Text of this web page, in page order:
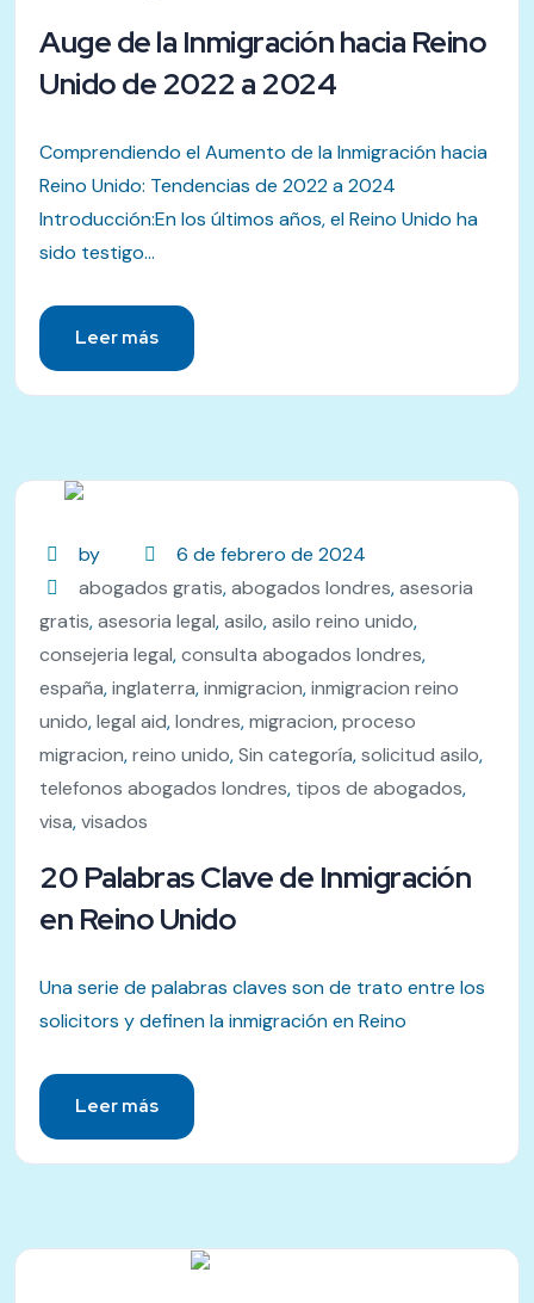
Auge de la Inmigración hacia Reino
Unido de 2022 a 2024
Comprendiendo el Aumento de la Inmigración hacia
Reino Unido: Tendencias de 2022 a 2024
Introducción:En los últimos años, el Reino Unido ha
sido testigo...
Leer más
by
6 de febrero de 2024
abogados gratis,abogados londres,asesoria
gratis,asesoria legal,asilo,asilo reino unido,
consejeria legal,consulta abogados londres,
españa,inglaterra,inmigracion,inmigracion reino
unido,legal aid,londres,migracion,proceso
migracion,reino unido,Sin categoría,solicitud asilo,
telefonos abogados londres, tipos de abogados,
visa,visados
20 Palabras Clave de Inmigración
en Reino Unido
Una serie de palabras claves son de trato entre los
solicitors y definen la inmigración en Reino
Leer más